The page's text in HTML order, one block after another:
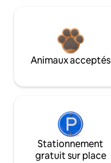
Animaux acceptés
Stationnement
gratuit sur place